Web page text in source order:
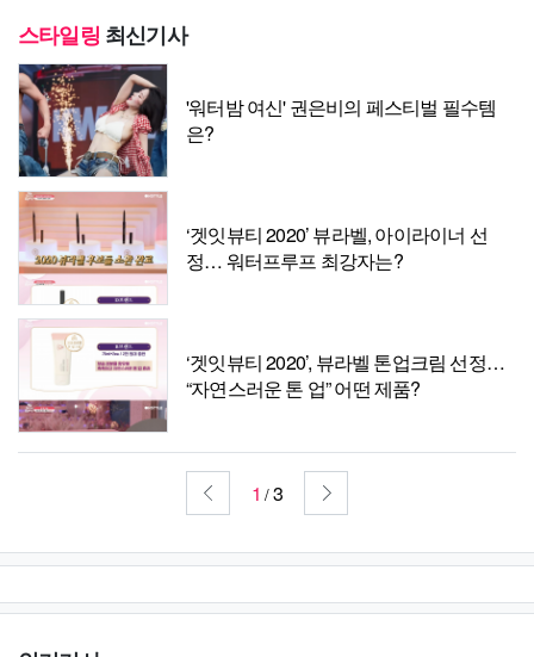
스타일링 최신기사
'워터밤 여신' 권은비의 페스티벌 필수템
은?
‘겟잇뷰티 2020’ 뷰라벨, 아이라이너 선
정… 워터프루프 최강자는?
‘겟잇뷰티 2020’, 뷰라벨 톤업크림 선정…
“자연스러운 톤 업” 어떤 제품?
1 /3